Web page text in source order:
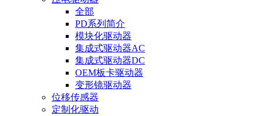
全部
PD系列简介
模块化驱动器
集成式驱动器AC
集成式驱动器DC
OEM板卡驱动器
变形镜驱动器
位移传感器
定制化驱动